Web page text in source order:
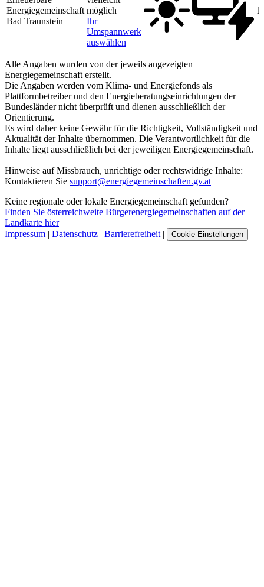
Energiegemeinschaft
Bad Traunstein
möglich
Ihr
Umspannwerk
auswählen
Alle Angaben wurden von der jeweils angezeigten
Energiegemeinschaft erstellt.
Die Angaben werden vom Klima- und Energiefonds als
Plattformbetreiber und den Energieberatungseinrichtungen der
Bundesländer nicht überprüft und dienen ausschließlich der
Orientierung.
Es wird daher keine Gewähr für die Richtigkeit, Vollständigkeit und
Aktualität der Inhalte übernommen. Die Verantwortlichkeit für die
Inhalte liegt ausschließlich bei der jeweiligen Energiegemeinschaft.
Hinweise auf Missbrauch, unrichtige oder rechtswidrige Inhalte:
Kontaktieren Sie support@energiegemeinschaften.gv.at
Keine regionale oder lokale Energiegemeinschaft gefunden?
Finden Sie österreichweite Bürgerenergiegemeinschaften auf der
Landkarte hier
Impressum | Datenschutz | Barrierefreiheit | Cookie-Einstellungen